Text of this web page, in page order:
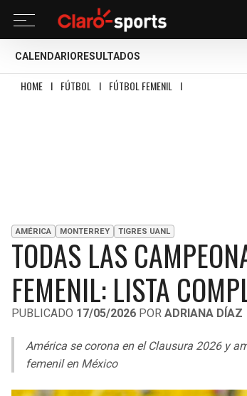
CALENDARIO RESULTADOS
HOME I FÚTBOL I FÚTBOL FEMENIL I
AMÉRICA MONTERREY TIGRES UANL
TODAS LAS
FEMENIL: LISTA
PUBLICADO 17/05/2026 POR ADRIANA DÍAZ
América se corona en el Clausura 2026 y
femenil en México